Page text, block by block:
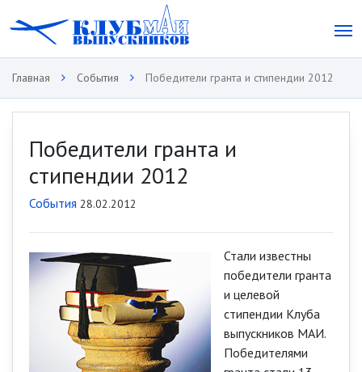
Главная События Победители гранта и стипендии 2012
Победители гранта и
стипендии 2012
События 28.02.2012
Стали известны
победители гранта
и целевой
стипендии Клуба
выпускников МАИ.
Победителями